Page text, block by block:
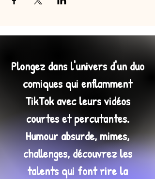
Plongez dans l'univers d'un duo
comiques qui enflamment
TikTok avec leurs vidéos
courtes et percutantes.
Humour absurde, mimes,
challenges, découvrez les
talents qui font rire la